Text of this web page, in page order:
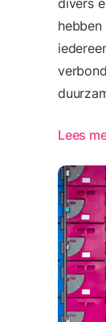
divers
Lees